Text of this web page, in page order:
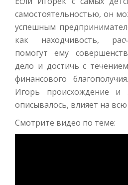
самостоятельностью, он
успешным
как находчивость,
помогут ему
дело и достичь с
финансового
Игорь происхождение и
описывалось, влияет на
Смотрите видео по теме: